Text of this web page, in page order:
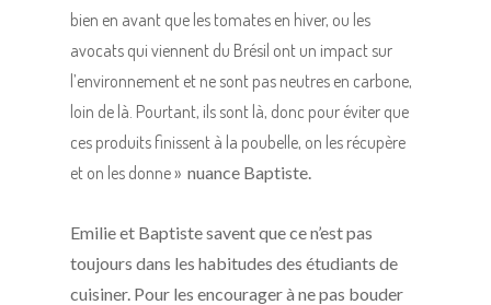
bien en avant que les tomates en hiver, ou les
avocats qui viennent du Brésil ont un impact sur
l’environnement et ne sont pas neutres en carbone,
loin de là. Pourtant, ils sont là, donc pour éviter que
ces produits finissent à la poubelle, on les récupère
et on les donne »nuance Baptiste.
Emilie et Baptiste savent que ce n’est pas
toujours dans les habitudes des étudiants de
cuisiner. Pour les encourager à ne pas bouder